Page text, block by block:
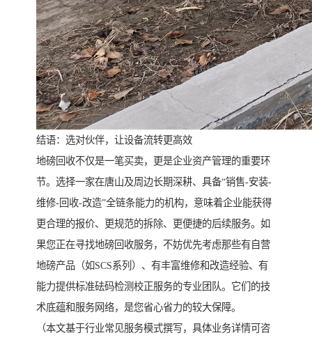
结语：选对伙伴，让设备流转更高效
地磅回收不仅是一笔买卖，更是企业资产管理的重要环
节。选择一家在唐山及周边长期深耕、具备“销售-安装-
维修-回收-改造”全链条能力的机构，意味着企业能获得
更合理的报价、更规范的拆除、更便捷的后续服务。如
果您正在寻找地磅回收服务，不妨优先考虑那些有自营
地磅产品（如SCS系列）、有丰富维修和改造经验、有
能力提供标准砝码检测校正服务的专业团队。它们的技
术底蕴和服务网络，是您省心省力的较大保障。
（本文基于行业常见服务模式撰写，具体业务详情可咨